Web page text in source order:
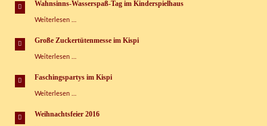
e.V.
Wahnsinns-Wasserspaß-Tag im Kinderspielhaus
Weiterlesen …
Tag
Kinderspielhaus
Große Zuckertütenmesse im Kispi
Weiterlesen …
im
Faschingspartys im Kispi
Weiterlesen …
Kispi
Weihnachtsfeier 2016